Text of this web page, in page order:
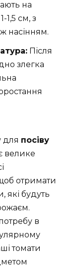
на
1,5 см, з
насінням.
Після
злегка
для посіву
велике
отримати
які будуть
в
томати